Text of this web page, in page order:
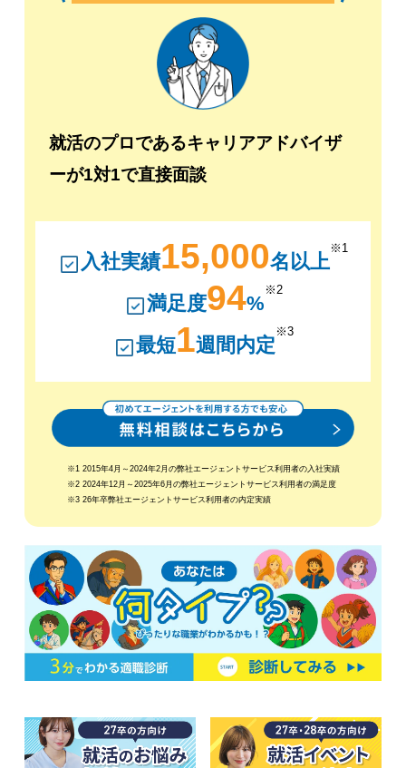
就活のプロであるキャリアアドバイザ
ーが1対1で直接面談
入社実績15,000名以上
※1
満足度94%
※2
最短1週間内定
※3
※1 2015年4月～2024年2月の弊社エージェントサービス利用者の入社実績
※2 2024年12月～2025年6月の弊社エージェントサービス利用者の満足度
※3 26年卒弊社エージェントサービス利用者の内定実績